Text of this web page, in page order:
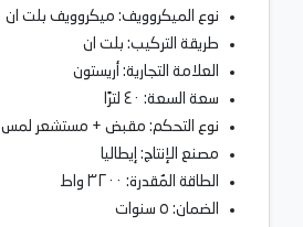
نوع الميكروويف: ميكروويف بلت ان
طريقة التركيب: بلت ان
العلامة التجارية: أريستون
سعة السعة: ٤٠ لترًا
نوع التحكم: مقبض + مستشعر لمس
مصنع الإنتاج: إيطاليا
الطاقة المُقدرة: ٣٢٠٠ واط
الضمان: ٥ سنوات